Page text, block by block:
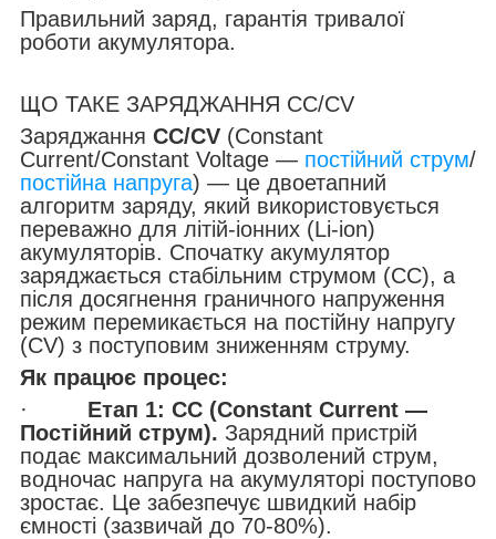
Правильний заряд, гарантія тривалої
роботи акумулятора.
ЩО ТАКЕ ЗАРЯДЖАННЯ CC/CV
Заряджання CC/CV (Constant
Current/Constant Voltage — постійний струм/
постійна напруга) — це двоетапний
алгоритм заряду, який використовується
переважно для літій-іонних (Li-ion)
акумуляторів. Спочатку акумулятор
заряджається стабільним струмом (CC), а
після досягнення граничного напруження
режим перемикається на постійну напругу
(CV) з поступовим зниженням струму.
Як працює процес:
· Етап 1: CC (Constant Current —
Постійний струм). Зарядний пристрій
подає максимальний дозволений струм,
водночас напруга на акумуляторі поступово
зростає. Це забезпечує швидкий набір
ємності (зазвичай до 70-80%).